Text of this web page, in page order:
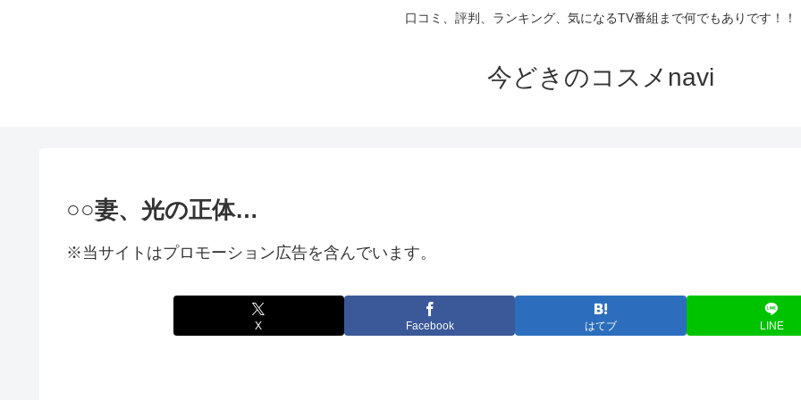
口コミ、評判、ランキング、気になるTV番組まで何でもありです！！
今どきのコスメnavi
○○妻、光の正体…
※当サイトはプロモーション広告を含んでいます。
X Facebook はてブ LINE